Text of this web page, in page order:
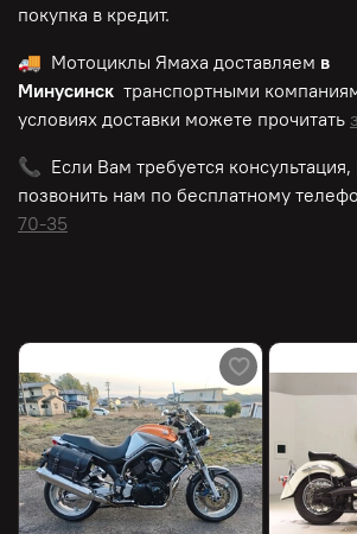
покупка в кредит.
🚚 Мотоциклы Ямаха доставляем в
Минусинск транспортными
условиях доставки можете прочитать
📞 Если Вам требуется
позвонить нам по бесплатному
70-35